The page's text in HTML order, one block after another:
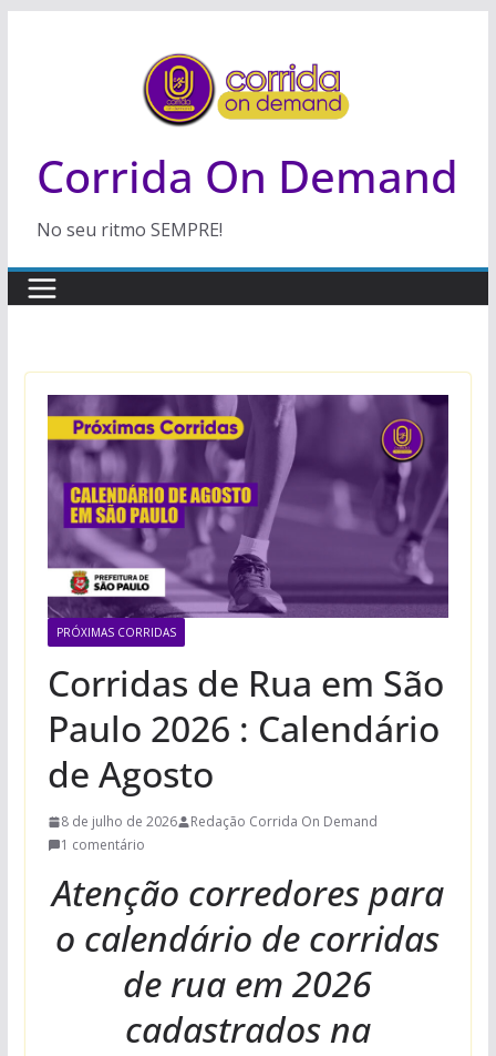
Corrida On Demand
No seu ritmo SEMPRE!
PRÓXIMAS CORRIDAS
Corridas de Rua em São
Paulo 2026 : Calendário
de Agosto
8 de julho de 2026
Redação Corrida On Demand
1 comentário
Atenção corredores para
o calendário de corridas
de rua em 2026
cadastrados na